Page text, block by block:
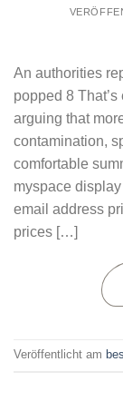
An authorities
popped 8
arguing that
contamination,
comfortable
myspace
email address
prices […]
Veröffentlicht am